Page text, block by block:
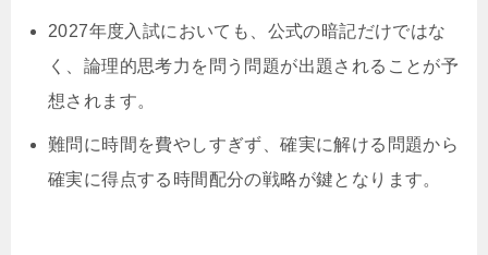
2027年度入試においても、公式の暗記だけではな
く、論理的思考力を問う問題が出題されることが予
想されます。
難問に時間を費やしすぎず、確実に解ける問題から
確実に得点する時間配分の戦略が鍵となります。